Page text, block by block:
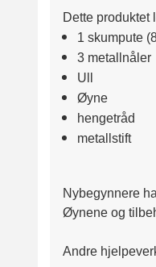
Dette produktet
1 skumpute
3 metallnåler
Ull
Øyne
hengetråd
metallstift
Nybegynnere
Øynene og
Andre